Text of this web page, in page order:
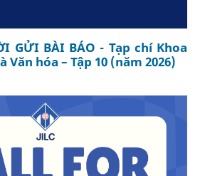
GỬI BÀI BÁO - Tạp chí Khoa
hóa – Tập 10 (năm 2026)